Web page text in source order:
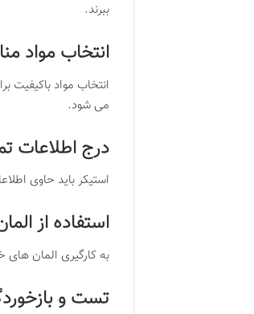
ببرند.​
انتخاب مواد
انتخاب مواد باکیفیت
می شود.​
درج اطلاعات
استیکر باید حاوی
استفاده از
به کارگیری المان های
تست و